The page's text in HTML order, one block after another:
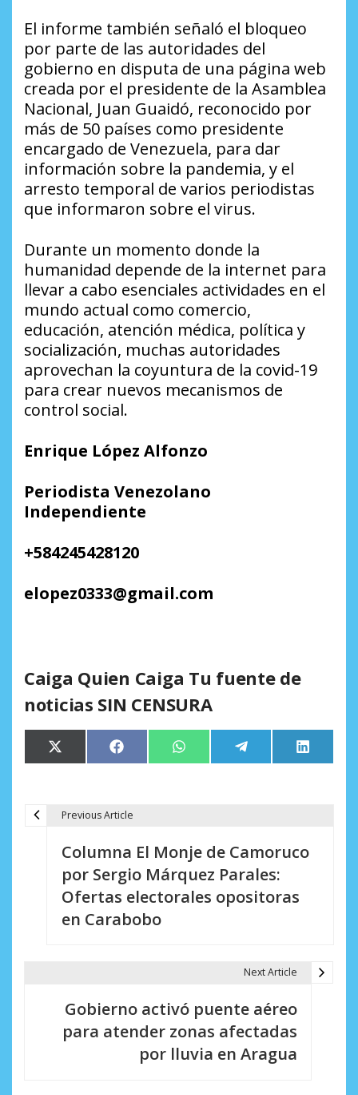
El informe también señaló el bloqueo
por parte de las autoridades del
gobierno en disputa de una página web
creada por el presidente de la Asamblea
Nacional, Juan Guaidó, reconocido por
más de 50 países como presidente
encargado de Venezuela, para dar
información sobre la pandemia, y el
arresto temporal de varios periodistas
que informaron sobre el virus.
Durante un momento donde la
humanidad depende de la internet para
llevar a cabo esenciales actividades en el
mundo actual como comercio,
educación, atención médica, política y
socialización, muchas autoridades
aprovechan la coyuntura de la covid-19
para crear nuevos mecanismos de
control social.
Enrique López Alfonzo
Periodista Venezolano
Independiente
+584245428120
elopez0333@gmail.com
Caiga Quien Caiga Tu fuente de
noticias SIN CENSURA
Compartir
en
X
(Twitter)
Compartir
en
Facebook Compartir
en
WhatsApp Compartir
en
Telegram
en
LinkedIn
Previous Article
Columna El Monje de Camoruco
por Sergio Márquez Parales:
Ofertas electorales opositoras
en Carabobo
Next Article
Gobierno activó puente aéreo
para atender zonas afectadas
por lluvia en Aragua